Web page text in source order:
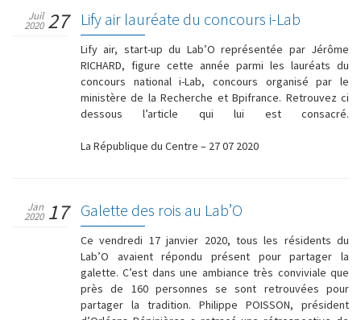
Lify air lauréate du concours i-Lab
Juil
2020 27
Lify air, start-up du Lab’O représentée par Jérôme
RICHARD, figure cette année parmi les lauréats du
concours national i-Lab, concours organisé par le
ministère de la Recherche et Bpifrance. Retrouvez ci
dessous l’article qui lui est consacré.
La République du Centre – 27 07 2020
Galette des rois au Lab’O
Jan
2020 17
Ce vendredi 17 janvier 2020, tous les résidents du
Lab’O avaient répondu présent pour partager la
galette. C’est dans une ambiance très conviviale que
près de 160 personnes se sont retrouvées pour
partager la tradition. Philippe POISSON, président